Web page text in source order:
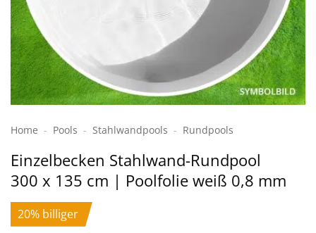
Home - Pools - Stahlwand­pools - Rundpools
Einzelbecken Stahl­wand-Rundpool
300 x 135 cm | Poolfolie weiß 0,8 mm
20% billiger